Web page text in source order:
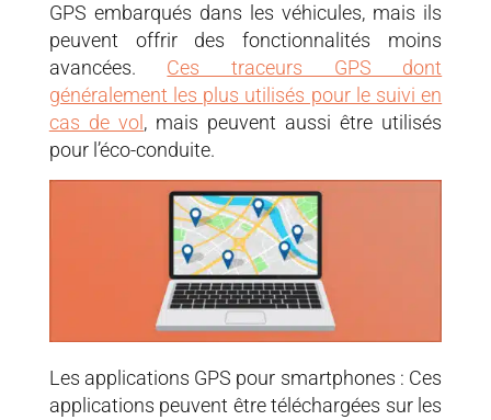
GPS embarqués dans les véhicules, mais ils
peuvent offrir des fonctionnalités moins
avancées. Ces traceurs GPS dont
généralement les plus utilisés pour le suivi en
cas de vol , mais peuvent aussi être utilisés
pour l’éco-conduite.
Les applications GPS pour smartphones : Ces
applications peuvent être téléchargées sur les